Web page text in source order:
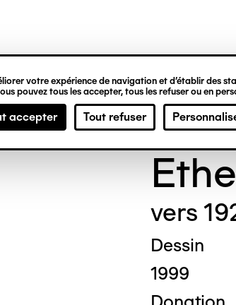
votre expérience de navigation et d’établir des
pouvez tous les accepter, tous les refuser ou en
accepter Tout refuser
vers
Dessin
1999